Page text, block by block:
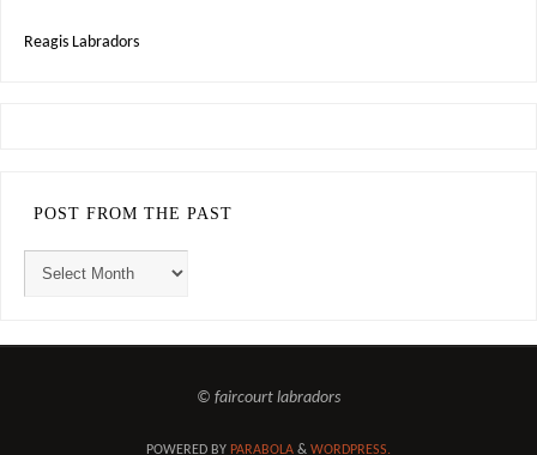
Reagis Labradors
POST FROM THE PAST
© faircourt labradors
POWERED BY PARABOLA & WORDPRESS.